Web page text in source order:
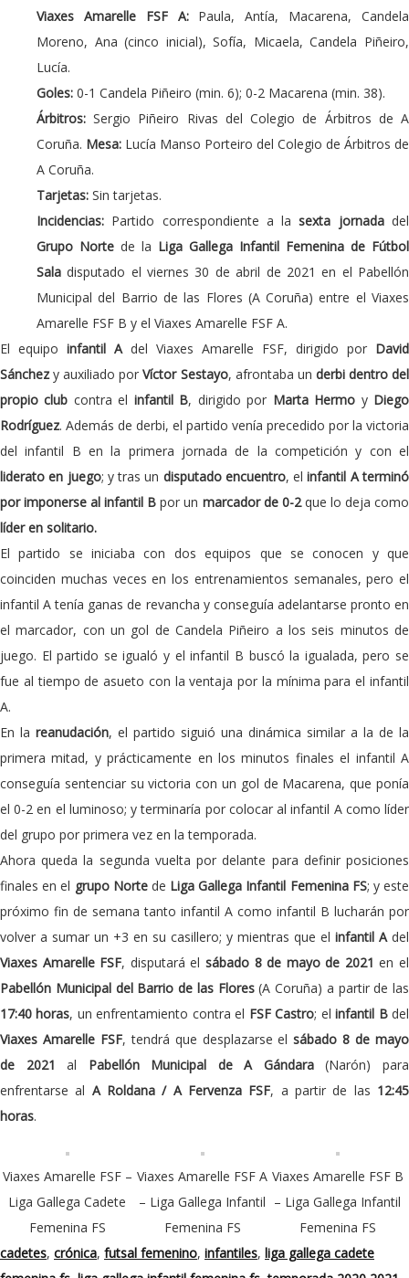
Viaxes Amarelle FSF A:Paula, Antía, Macarena, Candela
Moreno, Ana (cinco inicial), Sofía, Micaela, Candela Piñeiro,
Lucía.
Goles: 0-1 Candela Piñeiro (min. 6); 0-2 Macarena (min. 38).
Árbitros:Sergio Piñeiro Rivas del Colegio de Árbitros de A
Coruña. Mesa: Lucía Manso Porteiro del Colegio de Árbitros de
A Coruña.
Tarjetas: Sin tarjetas.
Incidencias: Partido correspondiente a lasexta jornadadel
Grupo Norte de la Liga Gallega Infantil Femenina de Fútbol
Sala disputado el viernes 30 de abril de 2021 en el Pabellón
Municipal del Barrio de las Flores (A Coruña) entre el Viaxes
Amarelle FSF B y el Viaxes Amarelle FSF A.
El equipo infantil Adel Viaxes Amarelle FSF, dirigido por David
Sánchezy auxiliado porVíctor Sestayo, afrontaba un derbi dentro del
propio club contra el infantil B, dirigido por Marta Hermo y Diego
Rodríguez. Además de derbi, el partido venía precedido por la victoria
del infantil B en la primera jornada de la competición y con el
liderato en juego; y tras un disputado encuentro, elinfantil A terminó
por imponerse al infantil B por un marcador de 0-2que lo deja como
líder en solitario.
El partido se iniciaba con dos equipos que se conocen y que
coinciden muchas veces en los entrenamientos semanales, pero el
infantil A tenía ganas de revancha y conseguía adelantarse pronto en
el marcador, con un gol de Candela Piñeiro a los seis minutos de
juego. El partido se igualó y el infantil B buscó la igualada, pero se
fue al tiempo de asueto con la ventaja por la mínima para el infantil
A.
En la reanudación, el partido siguió una dinámica similar a la de la
primera mitad, y prácticamente en los minutos finales el infantil A
conseguía sentenciar su victoria con un gol de Macarena, que ponía
el 0-2 en el luminoso; y terminaría por colocar al infantil A como líder
del grupo por primera vez en la temporada.
Ahora queda la segunda vuelta por delante para definir posiciones
finales en el grupo Nortede Liga Gallega Infantil Femenina FS; y este
próximo fin de semana tanto infantil A como infantil B lucharán por
volver a sumar un +3 en su casillero; y mientras que el infantil Adel
Viaxes Amarelle FSF, disputará el sábado 8 de mayo de 2021 en el
Pabellón Municipal del Barrio de las Flores(A Coruña) a partir de las
17:40 horas, un enfrentamiento contra el FSF Castro; elinfantil Bdel
Viaxes Amarelle FSF, tendrá que desplazarse elsábado 8 de mayo
de 2021 al Pabellón Municipal de A Gándara(Narón) para
enfrentarse al A Roldana / A Fervenza FSF, a partir de las 12:45
horas.
Viaxes Amarelle FSF –
Liga Gallega Cadete
Femenina FS
Viaxes Amarelle FSF A
– Liga Gallega Infantil
Femenina FS
Viaxes Amarelle FSF B
– Liga Gallega Infantil
Femenina FS
cadetes, crónica, futsal femenino, infantiles, liga gallega cadete